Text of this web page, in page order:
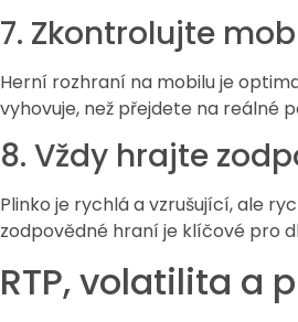
7. Zkontrolujte
Herní rozhraní na mobilu je
vyhovuje, než přejdete na reálné
8. Vždy hrajte
Plinko je rychlá a vzrušující, ale
zodpovědné hraní je klíčové pro
RTP, volatilita a